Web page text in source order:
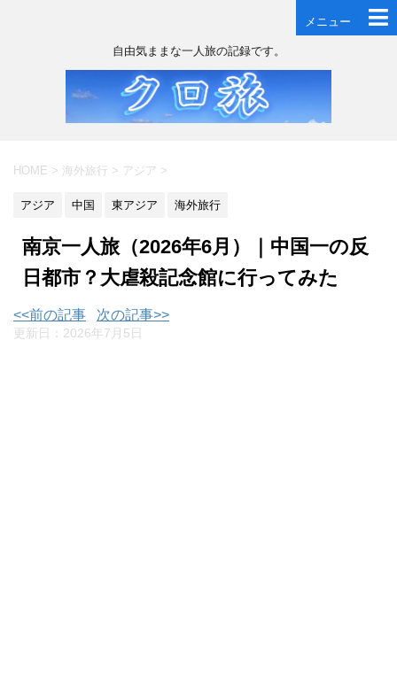
メニュー
自由気ままな一人旅の記録です。
HOME > 海外旅行 > アジア >
アジア 中国 東アジア 海外旅行
南京一人旅（2026年6月）｜中国一の反
日都市？大虐殺記念館に行ってみた
<<前の記事 次の記事>>
更新日： 2026年7月5日